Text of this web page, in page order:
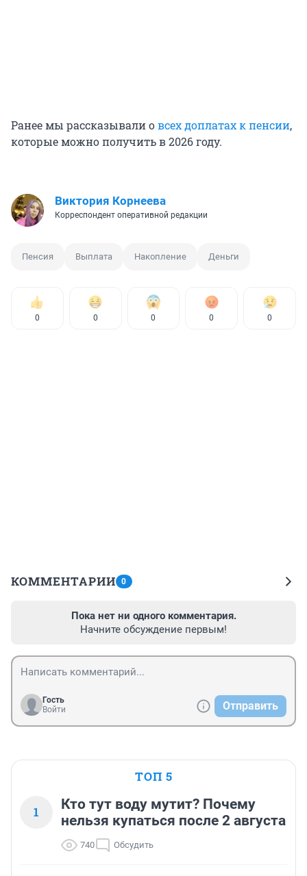
Ранее мы рассказывали овсех доплатах к пенсии,
которые можно получить в 2026 году.
Виктория Корнеева
Корреспондент оперативной редакции
Пенсия Выплата Накопление Деньги
0 0 0 0 0
КОММЕНТАРИИ 0
Пока нет ни одного комментария.
Начните обсуждение первым!
Гость
Войти
Отправить
ТОП 5
1
Кто тут воду мутит? Почему
нельзя купаться после 2 августа
740 Обсудить